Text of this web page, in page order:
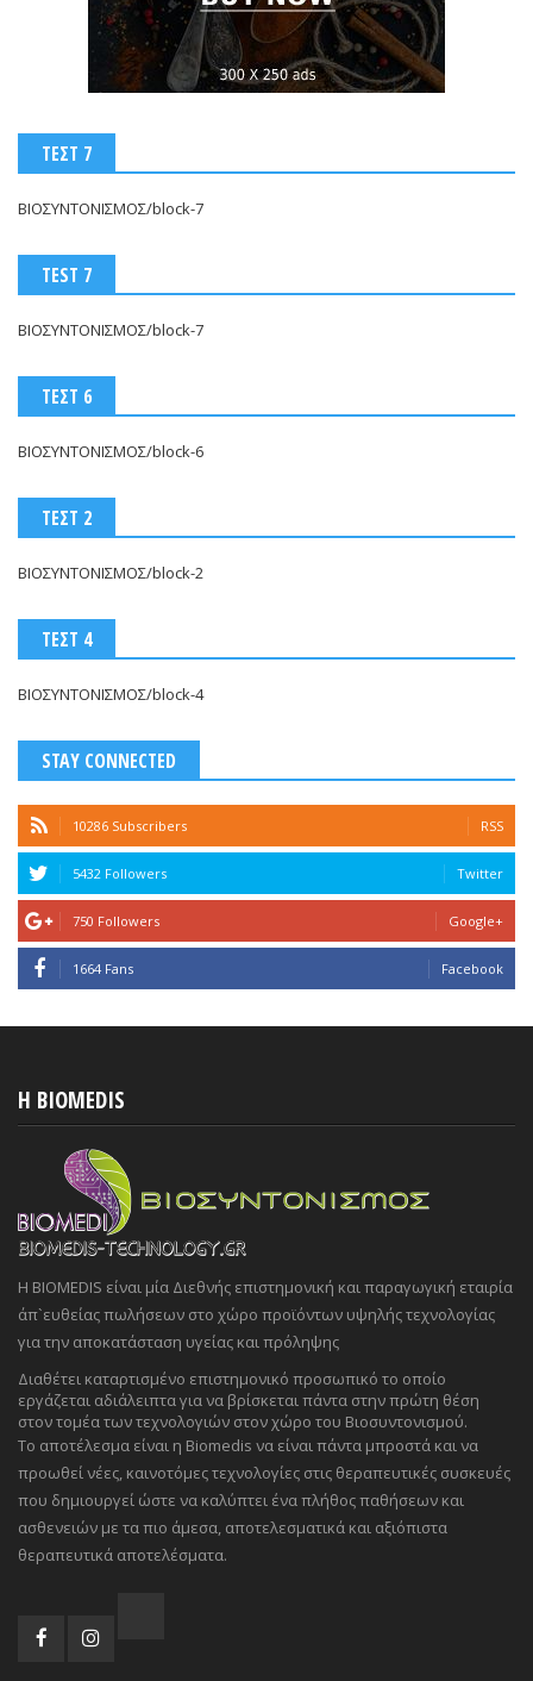
ΤΕΣΤ 7
ΒΙΟΣΥΝΤΟΝΙΣΜΟΣ/block-7
TEST 7
ΒΙΟΣΥΝΤΟΝΙΣΜΟΣ/block-7
ΤΕΣΤ 6
ΒΙΟΣΥΝΤΟΝΙΣΜΟΣ/block-6
ΤΕΣΤ 2
ΒΙΟΣΥΝΤΟΝΙΣΜΟΣ/block-2
ΤΕΣΤ 4
ΒΙΟΣΥΝΤΟΝΙΣΜΟΣ/block-4
STAY CONNECTED
10286 Subscribers RSS
5432 Followers Twitter
750 Followers Google+
1664 Fans Facebook
H BIOMEDIS
Η BIOMEDIS είναι μία Διεθνής επιστημονική και παραγωγική εταιρία
άπ`ευθείας πωλήσεων στο χώρο προϊόντων υψηλής τεχνολογίας
για την αποκατάσταση υγείας και πρόληψης
Διαθέτει καταρτισμένο επιστημονικό προσωπικό το οποίο
εργάζεται αδιάλειπτα για να βρίσκεται πάντα στην πρώτη θέση
στον τομέα των τεχνολογιών στον χώρο του Βιοσυντονισμού.
Το αποτέλεσμα είναι η Biomedis να είναι πάντα μπροστά και να
προωθεί νέες, καινοτόμες τεχνολογίες στις θεραπευτικές συσκευές
που δημιουργεί ώστε να καλύπτει ένα πλήθος παθήσεων και
ασθενειών με τα πιο άμεσα, αποτελεσματικά και αξιόπιστα
θεραπευτικά αποτελέσματα.